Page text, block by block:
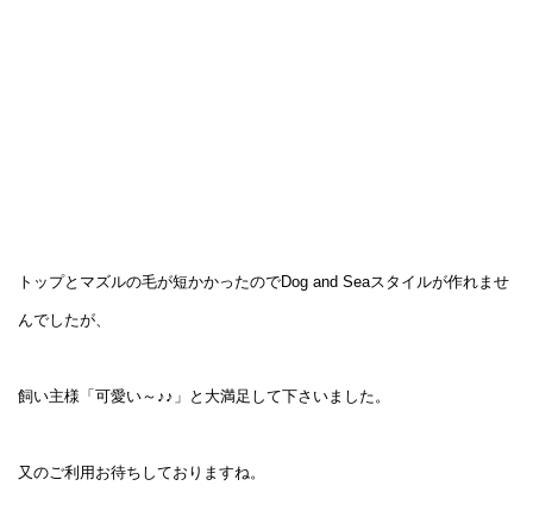
トップとマズルの毛が短かかったのでDog and Seaスタイルが作れませ
んでしたが、
飼い主様「可愛い～♪♪」と大満足して下さいました。
又のご利用お待ちしておりますね。